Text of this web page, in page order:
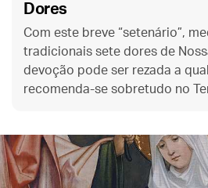
Dores
Com este breve “setenário”,
tradicionais sete dores de
devoção pode ser rezada a
recomenda-se sobretudo no